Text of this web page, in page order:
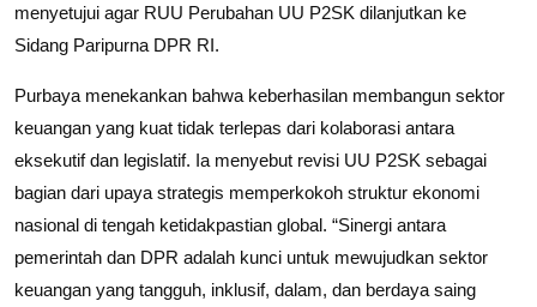
menyetujui agar RUU Perubahan UU P2SK dilanjutkan ke
Sidang Paripurna DPR RI.
Purbaya menekankan bahwa keberhasilan membangun sektor
keuangan yang kuat tidak terlepas dari kolaborasi antara
eksekutif dan legislatif. Ia menyebut revisi UU P2SK sebagai
bagian dari upaya strategis memperkokoh struktur ekonomi
nasional di tengah ketidakpastian global. “Sinergi antara
pemerintah dan DPR adalah kunci untuk mewujudkan sektor
keuangan yang tangguh, inklusif, dalam, dan berdaya saing